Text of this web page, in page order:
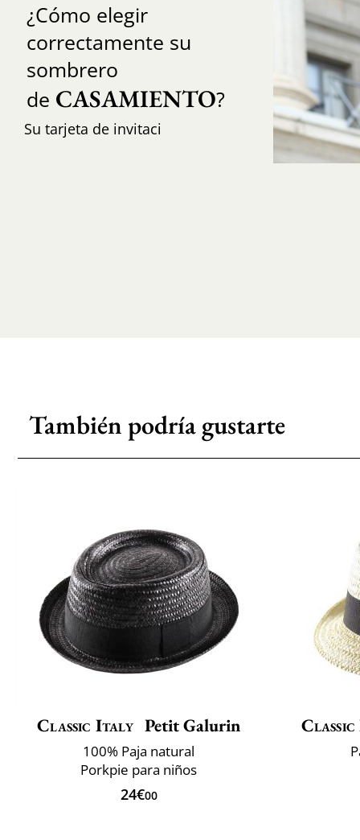
¿Cómo elegir
correctamente su
sombrero
de CASAMIENTO?
Su tarjeta de invitaci
También podría gustarte
Classic Italy Petit Galurin
100% Paja natural
Porkpie para niños
24€00